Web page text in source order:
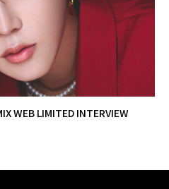
WEB LIMITED INTERVIEW